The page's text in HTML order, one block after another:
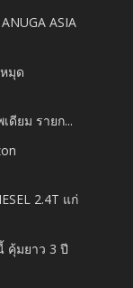
ASIA
มุด
ดียม รายก...
2.4T แก่
คุ้มยาว 3 ปี